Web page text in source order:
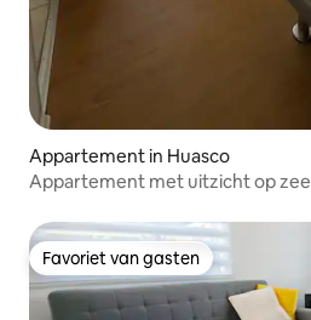
Appartement in Huasco
Appartement met uitzicht op zee
Favoriet van gasten
Favoriet van gasten